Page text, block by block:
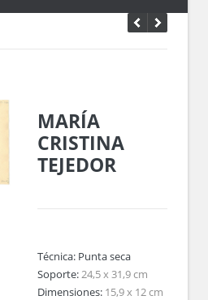
MARÍA
CRISTINA
TEJEDOR
Técnica: Punta seca
Soporte:24,5 x 31,9 cm
Dimensiones: 15,9 x 12 cm